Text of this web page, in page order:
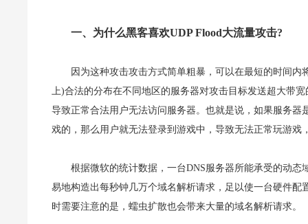
一、为什么黑客喜欢UDP Flood大流量攻击?
因为这种攻击攻击方式简单粗暴，可以在最短的时间
上)合法的分布在不同地区的服务器对攻击目标发送超大带
导致正常合法用户无法访问服务器。也就是说，如果服务
戏的，那么用户就无法登录到游戏中，导致无法正常玩游
根据微软的统计数据，一台DNS服务器所能承受的动
易地构造出每秒钟几万个域名解析请求，足以使一台硬件
时需要注意的是，蠕虫扩散也会带来大量的域名解析请求。